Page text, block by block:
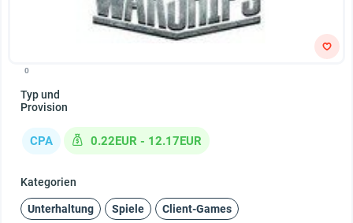
0
Typ und
Provision
CPA 0.22EUR - 12.17EUR
Kategorien
Unterhaltung Spiele Client-Games